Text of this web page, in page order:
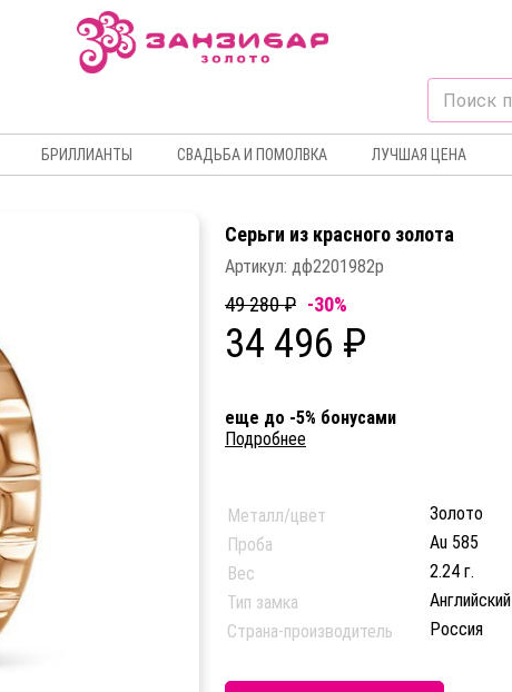
БРИЛЛИАНТЫ СВАДЬБА И ПОМОЛВКА ЛУЧШАЯ ЦЕНА
Серьги из красного золота
Артикул: дф2201982р
49 280 ₽ -30%
34 496 ₽
еще до -5% бонусами
Подробнее
Металл/цвет
Золото
Проба
Au 585
Вес
2.24 г.
Тип замка
Английский
Страна-производитель
Россия